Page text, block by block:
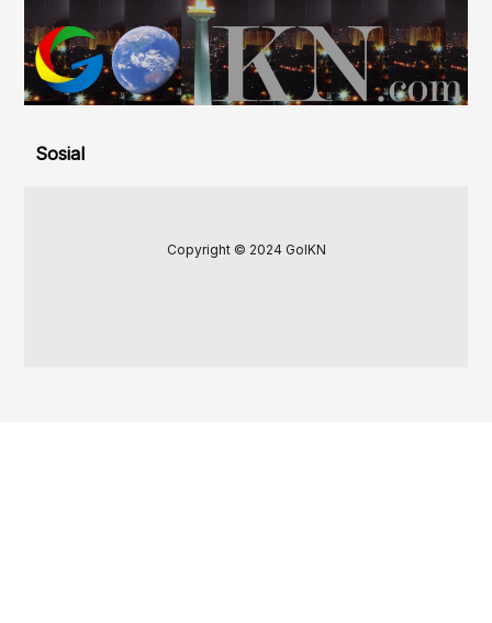
Sosial
Copyright © 2024 GoIKN